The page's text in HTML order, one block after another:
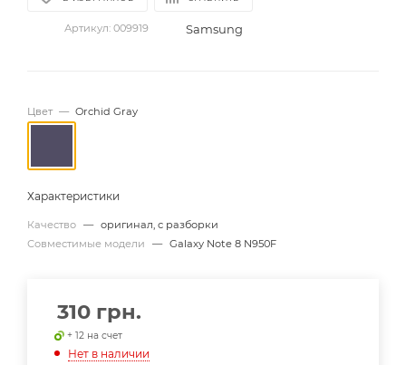
Артикул: 009919 Samsung
Цвет — Orchid Gray
Характеристики
Качество — оригинал, с разборки
Совместимые модели
— Galaxy Note 8 N950F
310 грн.
+ 12 на счет
Нет в наличии